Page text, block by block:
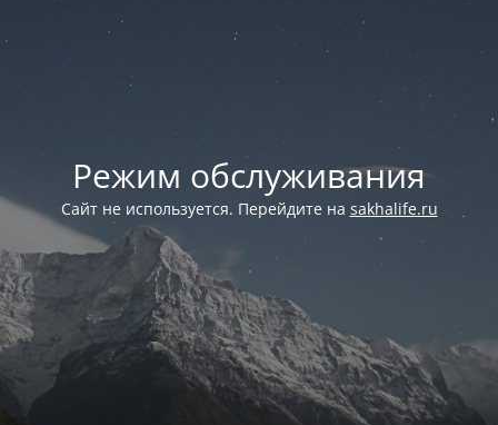
Режим обслуживания
Сайт не используется. Перейдите на sakhalife.ru